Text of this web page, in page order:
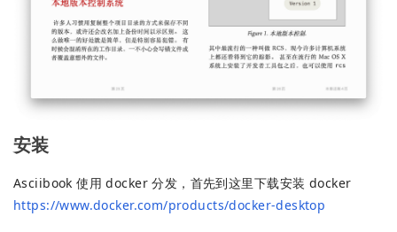
安装
Asciibook 使用 docker 分发，首先到这里下载安装 docker
https://www.docker.com/products/docker-desktop